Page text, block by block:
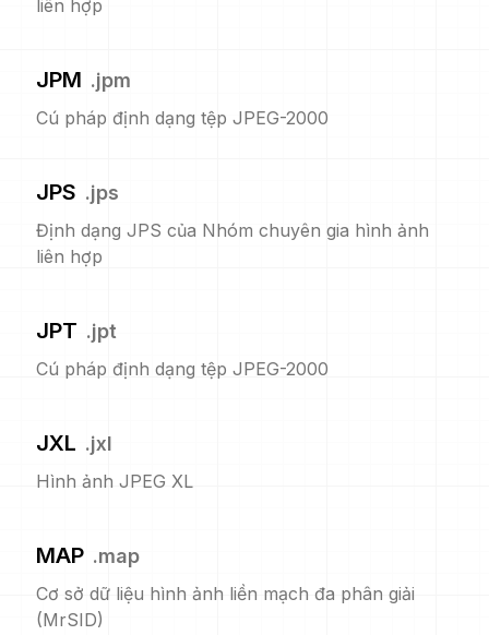
liên hợp
JPM .jpm
Cú pháp định dạng tệp JPEG-2000
JPS .jps
Định dạng JPS của Nhóm chuyên gia hình ảnh
liên hợp
JPT .jpt
Cú pháp định dạng tệp JPEG-2000
JXL .jxl
Hình ảnh JPEG XL
MAP .map
Cơ sở dữ liệu hình ảnh liền mạch đa phân giải
(MrSID)